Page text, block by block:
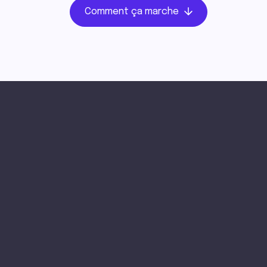
Comment ça marche